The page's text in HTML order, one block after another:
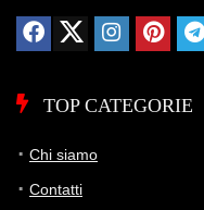
TOP CATEGORIE
Chi siamo
Contatti